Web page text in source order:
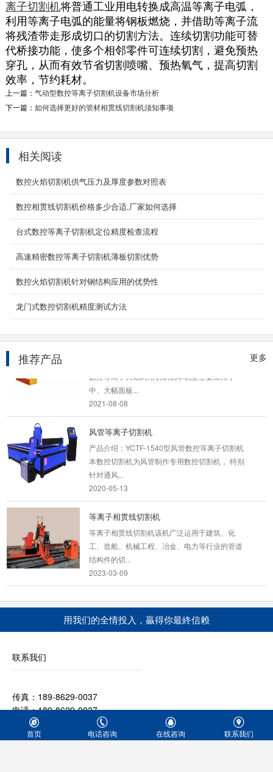
离子切割机将普通工业用电转换成高温等离子电弧，
利用等离子电弧的能量将钢板燃烧，并借助等离子流
将残渣带走形成切口的切割方法。连续切割功能可替
代桥接功能，使多个相邻零件可连续切割，避免预热
穿孔，从而有效节省切割喷嘴、预热氧气，提高切割
效率，节约耗材。
上一篇： 气动型数控等离子切割机设备市场分析
下一篇： 如何选择更好的管材相贯线切割机须知事项
相关阅读
数控火焰切割机供气压力及厚度参数对照表
数控相贯线切割机价格多少合适,厂家如何选择
台式数控等离子切割机定位精度检查流程
高速精密数控等离子切割机薄板切割优势
数控火焰切割机针对钢结构应用的优势性
龙门式数控切割机精度测试方法
更多
推荐产品
机亦为便携式结构（便携式龙门数控切割机厂家,
提供便携式龙...
2023-03-09
数控精细等离子切割机
龙门结构，采用双边驱动，具有人机界面，操作
简单，惯性小...
数控龙门火焰等离子切割机
中、大幅面板...
2021-08-08
风管等离子切割机
产品介绍：YCTF-1540型风管数控等离子切割机
本数控切割机为风管制作专用数控切割机， 特别
针对通风...
2020-05-13
等离子相贯线切割机
等离子相贯线切割机该机广泛运用于建筑、化
工、造船、机械工程、冶金、电力等行业的管道
结构件的切...
2023-03-09
龙门式数控火焰切割机是一种高效节能的切割设
备，适用于各种厚度的碳钢，不锈钢，以及有色
产品名称：YCBX-1530便携式数控等离子切割机
便携式数控等离子切割机是大型龙门数控切割机
的辅助数控...
2020-06-05
用我们的全情投入，贏得你最終信赖
联系我们
传真：189-8629-0037
电话：189-8629-0037
Q Q：1051088151
公司地址：武汉市江夏区庙山工业园特1号
首页 电话咨询 在线咨询 联系我们